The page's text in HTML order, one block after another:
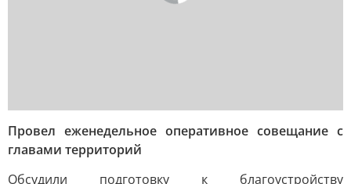
Провел еженедельное оперативное совещание с
главами территорий
Обсудили подготовку к благоустройству